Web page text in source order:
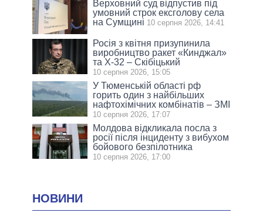
Верховний суд відпустив під
умовний строк ексголову села
на Сумщині 10 серпня 2026, 14:41
Росія з квітня призупинила
виробництво ракет «Кинджал»
та Х-32 – Скібіцький
10 серпня 2026, 15:05
У Тюменській області рф
горить один з найбільших
нафтохімічних комбінатів – ЗМІ
10 серпня 2026, 17:07
Молдова відкликала посла з
росії після інциденту з вибухом
бойового безпілотника
10 серпня 2026, 17:00
НОВИНИ